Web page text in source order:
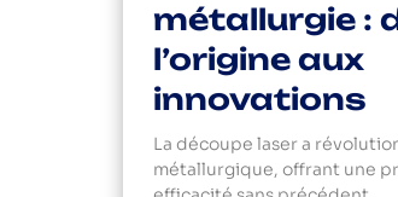
métallurgie :
l’origine aux
innovations
La découpe laser a
métallurgique, offrant une